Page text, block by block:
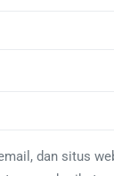
dan situs